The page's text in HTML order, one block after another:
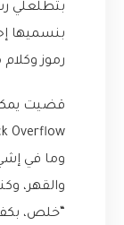
بتطلعلي
رموز
قضيت
وما في
والقهر،
“خلص،